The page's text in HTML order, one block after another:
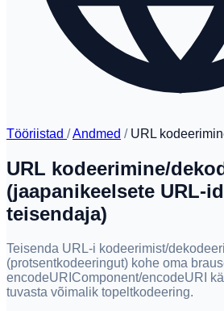
Tööriistad /Andmed / URL
URL kodeerimine/
(jaapanikeelsete URL-
teisendaja)
Teisenda URL-i kodeerimist/
(protsentkodeeringut) kohe oma
encodeURIComponent/encodeURI
tuvasta võimalik topeltkodeering.